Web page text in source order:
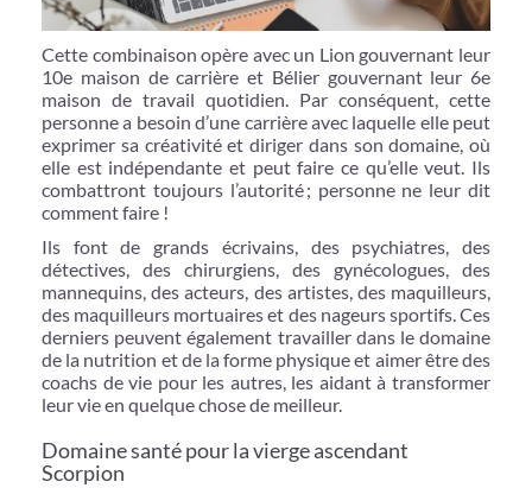
Cette combinaison opère avec un Lion gouvernant leur
10e maison de carrière et Bélier gouvernant leur 6e
maison de travail quotidien. Par conséquent, cette
personne a besoin d’une carrière avec laquelle elle peut
exprimer sa créativité et diriger dans son domaine, où
elle est indépendante et peut faire ce qu’elle veut. Ils
combattront toujours l’autorité ; personne ne leur dit
comment faire !
Ils font de grands écrivains, des psychiatres, des
détectives, des chirurgiens, des gynécologues, des
mannequins, des acteurs, des artistes, des maquilleurs,
des maquilleurs mortuaires et des nageurs sportifs. Ces
derniers peuvent également travailler dans le domaine
de la nutrition et de la forme physique et aimer être des
coachs de vie pour les autres, les aidant à transformer
leur vie en quelque chose de meilleur.
Domaine santé pour la vierge ascendant
Scorpion